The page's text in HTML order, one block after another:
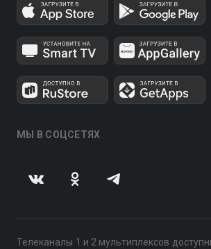
МЫ В СОЦСЕТЯХ
Телеканалы 1 и 2 мультиплексов